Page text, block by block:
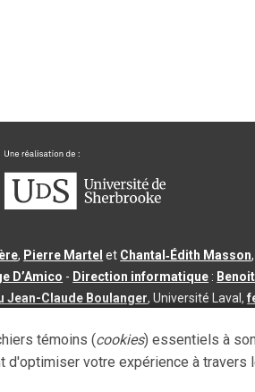
, Pierre Martel et Chantal‑Édith Masson
D’Amico - Direction informatique :
Jean-Claude Boulanger, Université Laval,
Sherbrooke |3.2.2- Dernière mise à jour
témoins (cookies) essentiels à
d'optimiser votre expérience à travers